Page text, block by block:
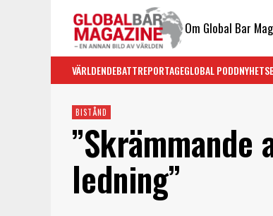
Om Global Bar
VÄRLDENDEBATTREPORTAGEGLOBAL PODD
BISTÅND
”Skrämmande
ledning”